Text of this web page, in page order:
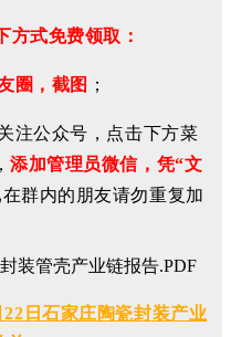
方式免费领取：
圈，截图 ；
关注公众号，点击下方菜
添加管理员微信，凭“文
在群内的朋友请勿重复加
日石家庄陶瓷封装产业